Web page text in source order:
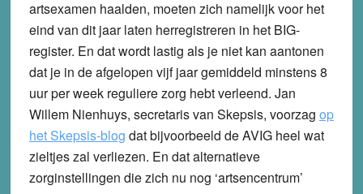
artsexamen haalden, moeten zich namelijk voor het
eind van dit jaar laten herregistreren in het BIG-
register. En dat wordt lastig als je niet kan aantonen
dat je in de afgelopen vijf jaar gemiddeld minstens 8
uur per week reguliere zorg hebt verleend. Jan
Willem Nienhuys, secretaris van Skepsis, voorzag op
het Skepsis-blog dat bijvoorbeeld de AVIG heel wat
zieltjes zal verliezen. En dat alternatieve
zorginstellingen die zich nu nog ‘artsencentrum’